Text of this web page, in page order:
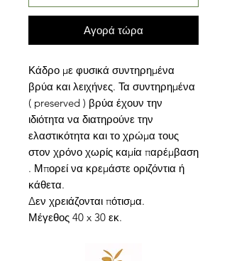
Αγορά τώρα
Κάδρο με φυσικά συντηρημένα
βρύα και λειχήνες. Τα συντηρημένα
( preserved ) βρύα έχουν την
ιδιότητα να διατηρούνε την
ελαστικότητα και το χρώμα τους
στον χρόνο χωρίς καμία παρέμβαση
. Μπορεί να κρεμάστε οριζόντια ή
κάθετα.
Δεν χρειάζονται πότισμα.
Μέγεθος 40 x 30 εκ.